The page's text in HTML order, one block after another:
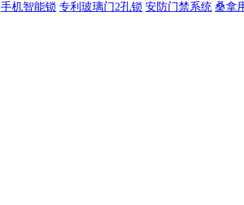
手机智能锁 专利玻璃门2孔锁 安防门禁系统 桑拿